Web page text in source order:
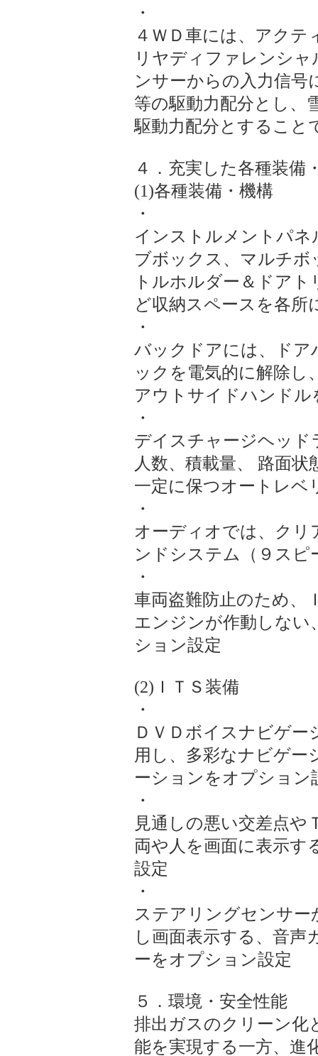
・
４ＷＤ車には、アク
リヤディファレンシ
ンサーからの入力信号
等の駆動力配分とし、
駆動力配分とすること
４．充実した各種装備
(1)各種装備・機構
・
インストルメントパ
ブボックス、マルチ
トルホルダー＆ドア
ど収納スペースを各所
・
バックドアには、ド
ックを電気的に解除し
アウトサイドハンドル
・
デイスチャージヘッド
人数、積載量、 路面
一定に保つオートレベ
・
オーディオでは、クリ
ンドシステム（９ス
・
車両盗難防止のため、
エンジンが作動しな
ション設定
(2)ＩＴＳ装備
・
ＤＶＤボイスナビゲ
用し、多彩なナビゲー
ーションをオプション
・
見通しの悪い交差点や
両や人を画面に表示す
設定
・
ステアリングセンサー
し画面表示する、音
ーをオプション設定
５．環境・安全性能
排出ガスのクリーン化
能を実現する一方、進